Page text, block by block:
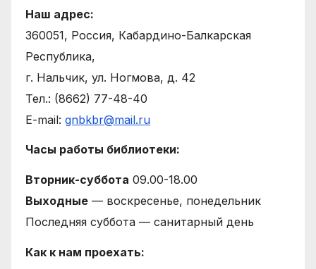
Наш адрес:
360051, Россия, Кабардино-Балкарская
Республика,
г. Нальчик, ул. Ногмова, д. 42
Тел.: (8662) 77-48-40
E-mail: gnbkbr@mail.ru
Часы работы библиотеки:
Вторник-суббота 09.00-18.00
Выходные — воскресенье, понедельник
Последняя суббота — санитарный день
Как к нам проехать: